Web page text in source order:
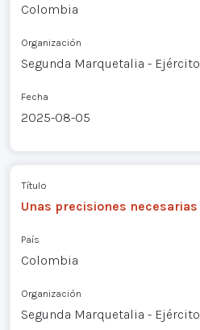
Colombia
Organización
Segunda Marquetalia -
Fecha
2025-08-05
Título
Unas precisiones necesarias
País
Colombia
Organización
Segunda Marquetalia -